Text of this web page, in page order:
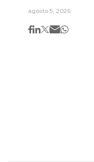
agosto 5, 2026